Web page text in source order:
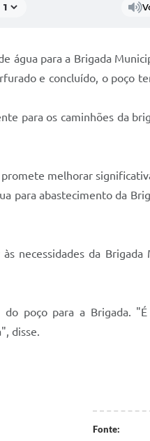
água para a Brigada
e concluído, o poço
para os caminhões da
melhorar
para abastecimento da
necessidades da Brigada
poço para a Brigada.
disse.
Fonte: